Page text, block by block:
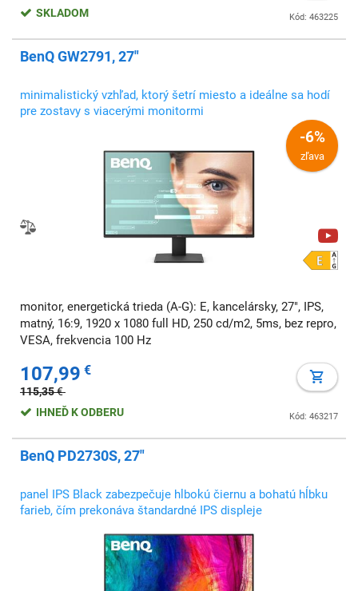
Kód: 463225
SKLADOM
BenQ GW2791, 27"
minimalistický vzhľad, ktorý šetrí miesto a ideálne sa hodí
pre zostavy s viacerými monitormi
-6%
zľava
monitor, energetická trieda (A-G): E, kancelársky, 27", IPS,
matný, 16:9, 1920 x 1080 full HD, 250 cd/m2, 5ms, bez repro,
VESA, frekvencia 100 Hz
107,99 €
115,35€
Kód: 463217
IHNEĎ K ODBERU
BenQ PD2730S, 27"
panel IPS Black zabezpečuje hlbokú čiernu a bohatú hĺbku
farieb, čím prekonáva štandardné IPS displeje